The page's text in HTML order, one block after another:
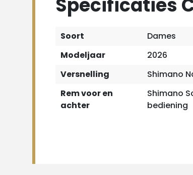
Specificaties
Soort
Dames
Modeljaar
2026
Versnelling
Shimano
Rem voor en
achter
Shimano
bediening